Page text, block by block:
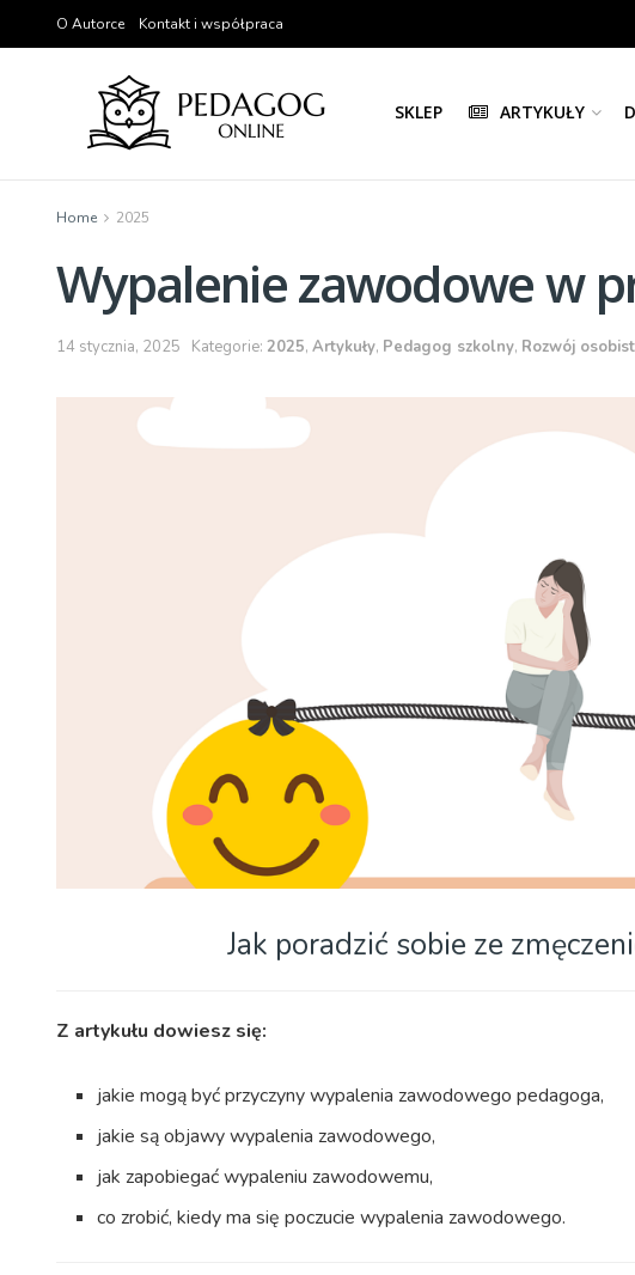
O Autorce Kontakt i współpraca
SKLEP ARTYKUŁY
Home 2025
Wypalenie zawodowe w
14 stycznia, 2025 Kategorie: 2025, Artykuły, Pedagog szkolny, Rozwój
Jak poradzić sobie ze
Z artykułu dowiesz się:
jakie mogą być przyczyny wypalenia zawodowego pedagoga,
jakie są objawy wypalenia zawodowego,
jak zapobiegać wypaleniu zawodowemu,
co zrobić, kiedy ma się poczucie wypalenia zawodowego.